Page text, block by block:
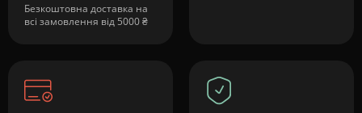
Безкоштовна доставка на
всі замовлення від 5000 ₴